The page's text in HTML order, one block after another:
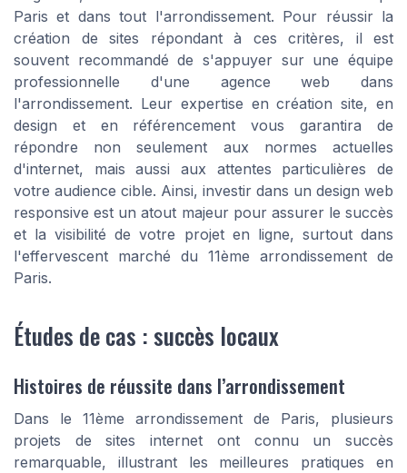
Paris et dans tout l'arrondissement. Pour réussir la
création de sites répondant à ces critères, il est
souvent recommandé de s'appuyer sur une équipe
professionnelle d'une agence web dans
l'arrondissement. Leur expertise en création site, en
design et en référencement vous garantira de
répondre non seulement aux normes actuelles
d'internet, mais aussi aux attentes particulières de
votre audience cible. Ainsi, investir dans un design web
responsive est un atout majeur pour assurer le succès
et la visibilité de votre projet en ligne, surtout dans
l'effervescent marché du 11ème arrondissement de
Paris.
Études de cas : succès locaux
Histoires de réussite dans l’arrondissement
Dans le 11ème arrondissement de Paris, plusieurs
projets de sites internet ont connu un succès
remarquable, illustrant les meilleures pratiques en